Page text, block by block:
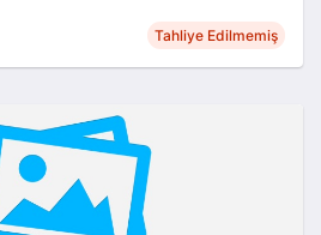
Tahliye Edilmemiş